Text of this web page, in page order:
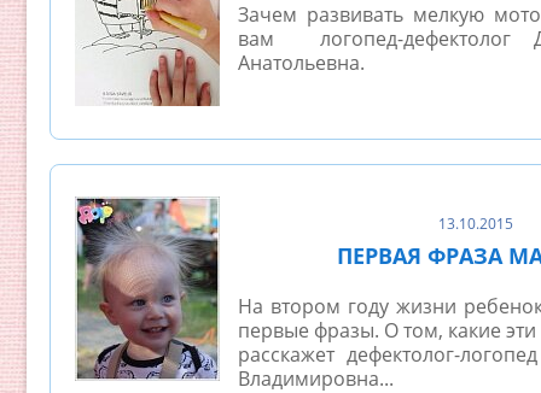
Зачем развивать мелкую
вам логопед-дефектолог
Анатольевна.
13.10.2015
ПЕРВАЯ ФРАЗА
На втором году жизни
первые фразы. О том, какие
расскажет дефектолог-
Владимировна...